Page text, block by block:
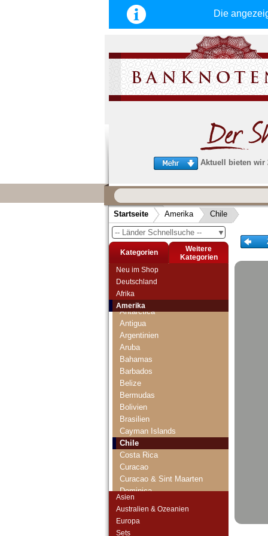
Die
Aktuell bieten wir
schnellen, sicheren und
Service
Schneller und sicherer Versand-
Bestellungen werktags bis 14:00 Uhr,
noch am selben Tag verschickt werden.
(Versand mit DHL oder Deutsche Post)
Startseite Amerika Chile
▼
-- Länder Schnellsuche --
Kategorien
Weitere
Kategorien
Neu im Shop
Deutschland
Afrika
Amerika
Anguilla
Antarctica
Antigua
Argentinien
Aruba
Bahamas
Barbados
Belize
Bermudas
Bolivien
Brasilien
Cayman Islands
Chile
Costa Rica
Curacao
Curacao & Sint Maarten
Dominica
El Salvador
Asien
Australien & Ozeanien
Europa
Sets